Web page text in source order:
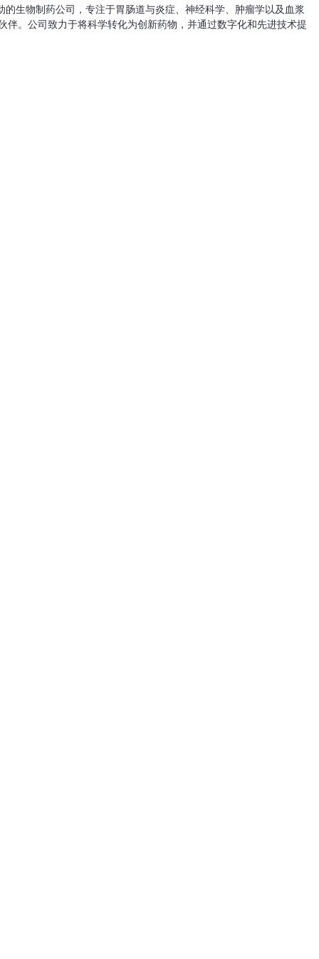
生物制药公司，专注于胃肠道与炎症、神经科学、肿瘤学以及血浆
。公司致力于将科学转化为创新药物，并通过数字化和先进技术提